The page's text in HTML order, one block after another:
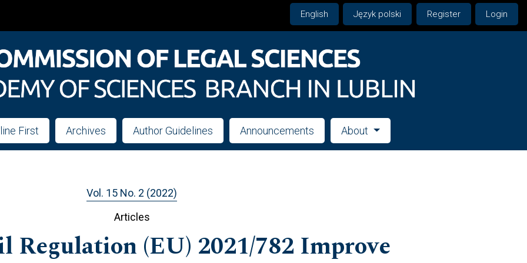
English Język polski Register Login
First Archives Author Guidelines Announcements About
Vol. 15 No. 2 (2022)
Articles
Regulation (EU) 2021/782 Improve